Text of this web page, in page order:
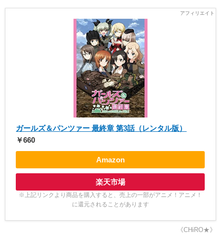
ガールズ＆パンツァー 最終章 第3話（レンタル版）
￥660
Amazon
楽天市場
※上記リンクより商品を購入すると、売上の一部がアニメ！アニメ！
に還元されることがあります
《CHiRO★》